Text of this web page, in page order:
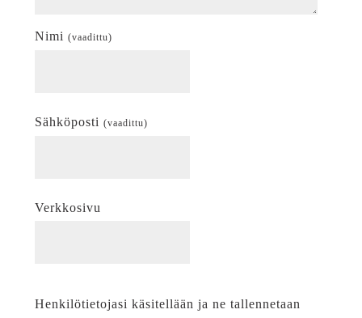
Nimi (vaadittu)
Sähköposti (vaadittu)
Verkkosivu
Henkilötietojasi käsitellään ja ne tallennetaan